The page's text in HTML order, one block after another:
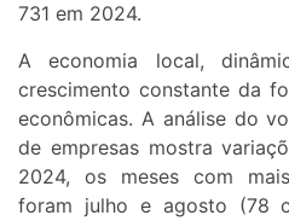
731 em 2024.
A economia local,
crescimento constante da
econômicas. A análise do
de empresas mostra
2024, os meses com
foram julho e agosto (78